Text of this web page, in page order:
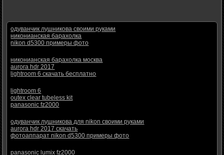
одуванчик лушникова своими руками
никонианская барахолка
nikon d5300 примеры фото
никонианская барахолка москва
aurora hdr 2017
lightroom 6 скачать бесплатно
lightroom 6
outex clear tubeless kit
panasonic fz2000
одуванчик лушникова для nikon своими руками
aurora hdr 2017 скачать
фотоаппарат nikon d5300 примеры фото
panasonic lumix fz2000